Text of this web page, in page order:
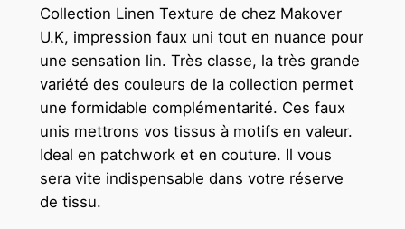
Collection Linen Texture de chez Makover
U.K, impression faux uni tout en nuance pour
une sensation lin. Très classe, la très grande
variété des couleurs de la collection permet
une formidable complémentarité. Ces faux
unis mettrons vos tissus à motifs en valeur.
Ideal en patchwork et en couture. Il vous
sera vite indispensable dans votre réserve
de tissu.